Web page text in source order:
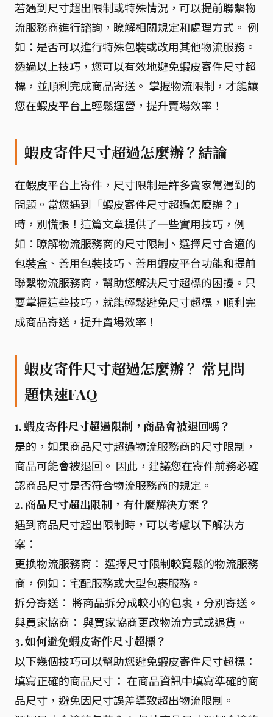
若遇到尺寸超出限制或特殊情況，可以提前聯繫物
流服務商進行諮詢，瞭解相關規定和處理方式。 例
如：是否可以進行特殊包裝或改用其他物流服務。
透過以上技巧，您可以有效地避免蝦皮寄件尺寸超
標，並順利完成商品寄送。 掌握物流限制，才能讓
您在蝦皮平台上輕鬆運營，提升賣場效率！
蝦皮寄件尺寸超過怎麼辦？結論
在蝦皮平台上寄件，尺寸限制是許多賣家常遇到的
問題。當您遇到「蝦皮寄件尺寸超過怎麼辦？」
時，別慌張！這篇文章提供了一些實用技巧，例
如：瞭解物流服務商的尺寸限制、選擇尺寸合適的
包裝盒、善用包裝技巧、善用蝦皮平台功能和提前
聯繫物流服務商，幫助您解決尺寸超標的困擾。只
要掌握這些技巧，就能輕鬆避免尺寸超標，順利完
成商品寄送，提升賣場效率！
蝦皮寄件尺寸超過怎麼辦？ 常見問
題快速FAQ
1. 蝦皮寄件尺寸超過限制，商品會被退回嗎？
是的，如果商品尺寸超過物流服務商的尺寸限制，
商品可能會被退回。 因此，建議您在寄件前務必確
認商品尺寸是否符合物流服務商的規定。
2. 商品尺寸超出限制，有什麼解決方案？
遇到商品尺寸超出限制時，可以考慮以下解決方
案：
更換物流服務商： 選擇尺寸限制較寬鬆的物流服務
商，例如：宅配服務或大型包裹服務。
拆分寄送： 將商品拆分成較小的包裹，分別寄送。
與買家協商： 與買家協商更改物流方式或退貨。
3. 如何避免蝦皮寄件尺寸超標？
以下幾個技巧可以幫助您避免蝦皮寄件尺寸超標：
填寫正確的商品尺寸： 在商品資訊中填寫準確的商
品尺寸，避免因尺寸誤差導致超出物流限制。